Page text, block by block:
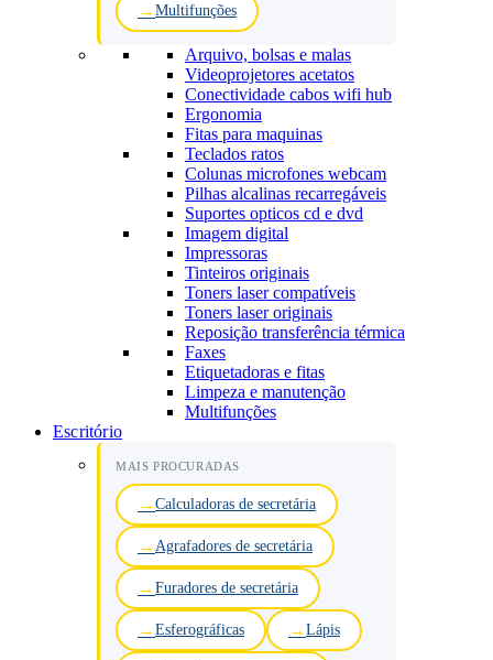
Multifunções
Arquivo, bolsas e malas
Videoprojetores acetatos
Conectividade cabos wifi hub
Ergonomia
Fitas para maquinas
Teclados ratos
Colunas microfones webcam
Pilhas alcalinas recarregáveis
Suportes opticos cd e dvd
Imagem digital
Impressoras
Tinteiros originais
Toners laser compatíveis
Toners laser originais
Reposição transferência térmica
Faxes
Etiquetadoras e fitas
Limpeza e manutenção
Multifunções
Escritório
MAIS PROCURADAS
Calculadoras de secretária
Agrafadores de secretária
Furadores de secretária
Esferográficas Lápis